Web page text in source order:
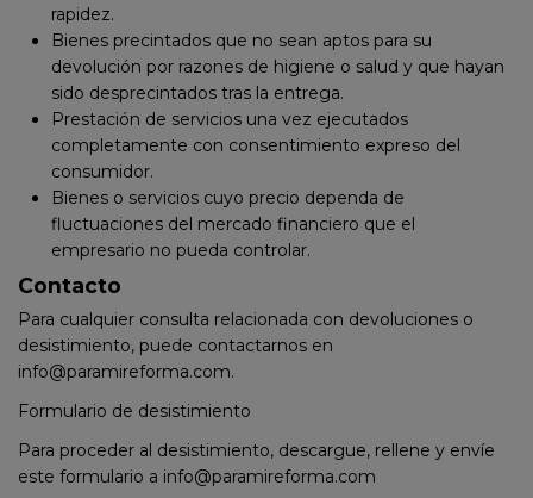
rapidez.
Bienes precintados que no sean aptos para su
devolución por razones de higiene o salud y que hayan
sido desprecintados tras la entrega.
Prestación de servicios una vez ejecutados
completamente con consentimiento expreso del
consumidor.
Bienes o servicios cuyo precio dependa de
fluctuaciones del mercado financiero que el
empresario no pueda controlar.
Contacto
Para cualquier consulta relacionada con devoluciones o
desistimiento, puede contactarnos en
info@paramireforma.com.
Formulario de desistimiento
Para proceder al desistimiento, descargue, rellene y envíe
este formulario a info@paramireforma.com